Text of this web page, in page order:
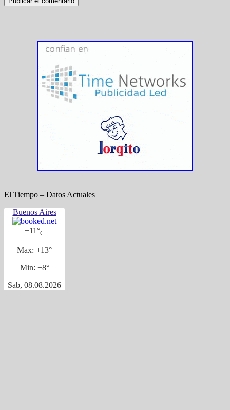
——
El Tiempo – Datos Actuales
Buenos Aires
+11°C
Max: +13°
Min: +8°
Sab, 08.08.2026